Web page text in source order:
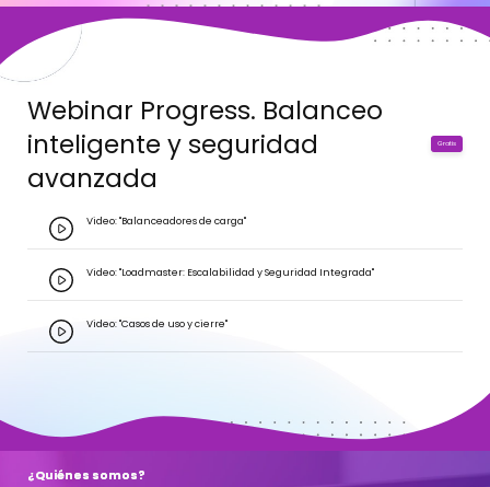
Webinar Progress. Balanceo
inteligente y seguridad
avanzada
Gratis
Video: "Balanceadores de carga"
Video: "Loadmaster: Escalabilidad y Seguridad Integrada"
Video: "Casos de uso y cierre"
¿Quiénes somos?